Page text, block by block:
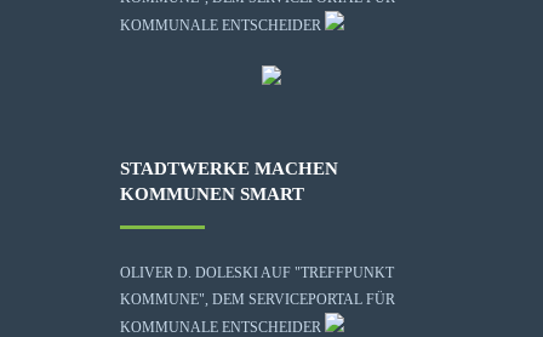
KOMMUNALE ENTSCHEIDER
STADTWERKE MACHEN
KOMMUNEN SMART
OLIVER D. DOLESKI AUF "TREFFPUNKT
KOMMUNE", DEM SERVICEPORTAL FÜR
KOMMUNALE ENTSCHEIDER